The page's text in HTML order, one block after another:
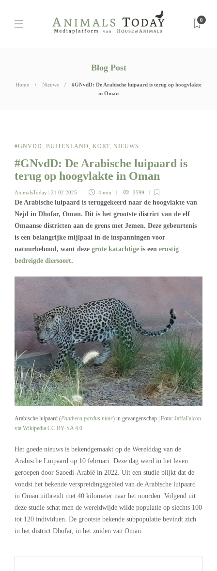
0
Blog Post
Home Nieuws
#GNvdD: De Arabische luipaard is terug op hoogvlakte
in Oman
#GNVDD, BUITENLAND, KORT, NIEUWS
#GNvdD: De Arabische luipaard is
terug op hoogvlakte in Oman
AnimalsToday | 21 02 2025 4 min 2599
De Arabische luipaard is teruggekeerd naar de hoogvlakte van
Nejd in Dhofar, Oman. Dit is het grootste district van de elf
Omaanse districten aan de grens met Jemen. Deze gebeurtenis
is een belangrijke mijlpaal in de inspanningen voor
natuurbehoud, want deze grote katachtige is een ernstig
bedreigde diersoort.
Arabische luipaard (Panthera pardus nimr) in gevangenschap | Foto: JaffaFalcon
via Wikipedia CC BY-SA 4.0
Het goede nieuws is bekendgemaakt op de Werelddag van de
Arabische Luipaard op 10 februari. Deze dag werd in het leven
geroepen door Saoedi-Arabië in 2022. Uit een studie blijkt dat de
vondst het bekende verspreidingsgebied van de Arabische luipaard
in Oman uitbreidt met 40 kilometer naar het noorden. Volgend uit
deze studie schat men de wereldwijde wilde populatie op slechts 100
tot 120 individuen. De grootste bekende subpopulatie bevindt zich
in het district Dhofar, in het zuiden van Oman.